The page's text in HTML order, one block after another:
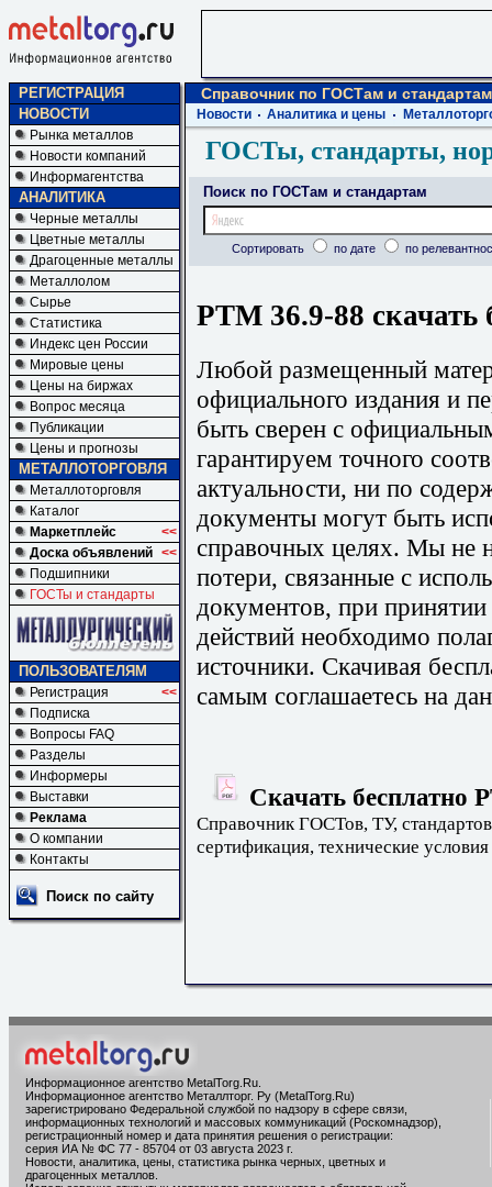
РЕГИСТРАЦИЯ
НОВОСТИ
Рынка металлов
Новости компаний
Информагентства
АНАЛИТИКА
Черные металлы
Цветные металлы
Драгоценные металлы
Металлолом
Сырье
Статистика
Индекс цен России
Мировые цены
Цены на биржах
Вопрос месяца
Публикации
Цены и прогнозы
МЕТАЛЛОТОРГОВЛЯ
Металлоторговля
Каталог
Маркетплейс
<<
Доска объявлений <<
Подшипники
ГОСТы и стандарты
ПОЛЬЗОВАТЕЛЯМ
Регистрация
<<
Подписка
Вопросы FAQ
Разделы
Информеры
Выставки
Реклама
О компании
Контакты
Поиск по сайту
Справочник по ГОСТам и стандартам
Новости Аналитика и цены
ГОСТы, стандарты,
Поиск по ГОСТам и стандартам
Сортировать по дате по
РТМ 36.9-88 скачать
Любой размещенный
официального издания и
быть сверен с
гарантируем точного
актуальности, ни по
документы могут быть
справочных целях. Мы не
потери, связанные с
документов, при
действий необходимо
источники. Скачивая
самым соглашаетесь на
Скачать бесплатно
Справочник ГОСТов, ТУ,
сертификация, технические условия
Информационное агентство MetalTorg.Ru
Информационное агентство Металлторг. Ру (MetalTorg.Ru)
зарегистрировано Федеральной службой по надзору в сфере связи,
информационных технологий и массовых коммуникаций (Роскомнадзор),
регистрационный номер и дата принятия решения о регистрации:
серия ИА № ФС 77 - 85704 от 03 августа 2023 г.
Новости, аналитика, цены, статистика рынка черных, цветных и
драгоценных металлов.